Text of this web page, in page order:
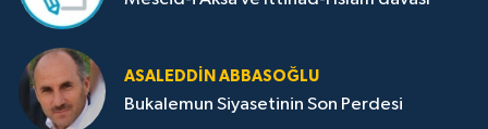
ASALEDDIN ABBASOĞLU
Bukalemun Siyasetinin Son Perdesi